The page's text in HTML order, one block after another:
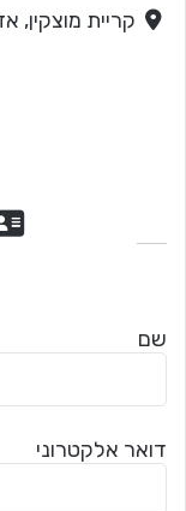
קריית מוצקין,
שם
דואר אלקטרוני